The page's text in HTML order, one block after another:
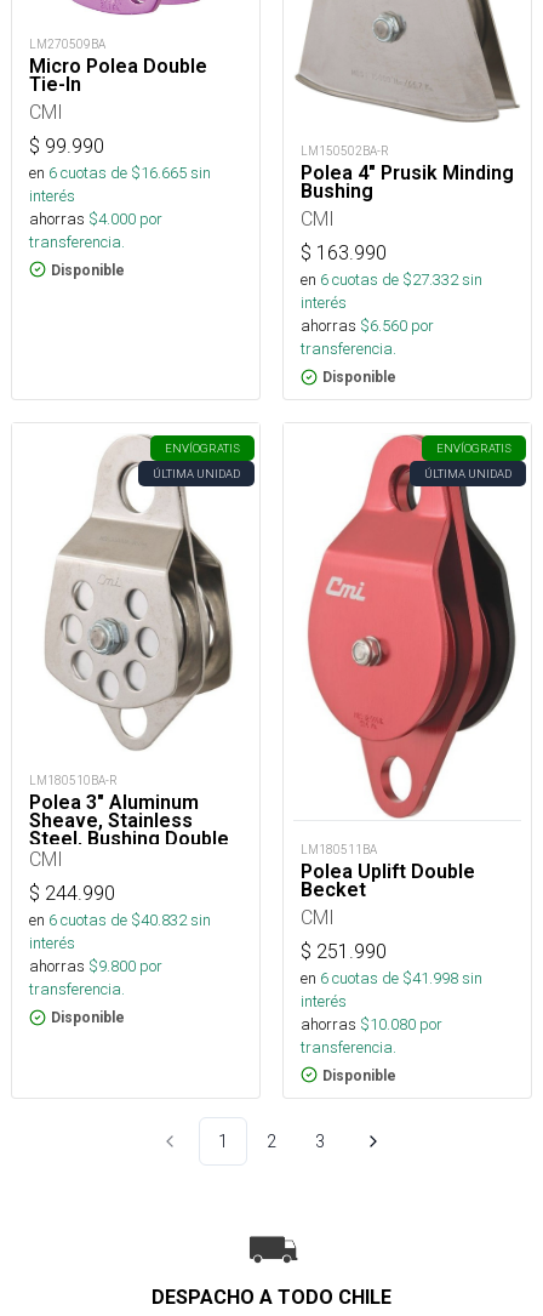
LM270509BA
Micro Polea Double
Tie-In
CMI
$ 99.990
en 6cuotas de $16.665sin
interés
ahorras $4.000 por
transferencia.
Disponible
LM150502BA-R
Polea 4" Prusik Minding
Bushing
CMI
$ 163.990
en 6cuotas de $27.332sin
interés
ahorras $6.560 por
transferencia.
Disponible
ENVÍOGRATIS
ÚLTIMA UNIDAD
LM180510BA-R
Polea 3" Aluminum
Sheave, Stainless
Steel, Bushing Double
CMI
$ 244.990
en 6cuotas de $40.832sin
interés
ahorras $9.800 por
transferencia.
Disponible
ENVÍOGRATIS
ÚLTIMA UNIDAD
LM180511BA
Polea Uplift Double
Becket
CMI
$ 251.990
en 6cuotas de $41.998sin
interés
ahorras $10.080 por
transferencia.
Disponible
1 2 3
DESPACHO A TODO CHILE